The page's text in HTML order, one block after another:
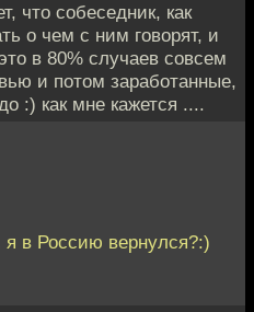
что собеседник, как
о чем с ним говорят, и
в 80% случаев совсем
и потом заработанные,
:) как мне кажется ....
в Россию вернулся?:)